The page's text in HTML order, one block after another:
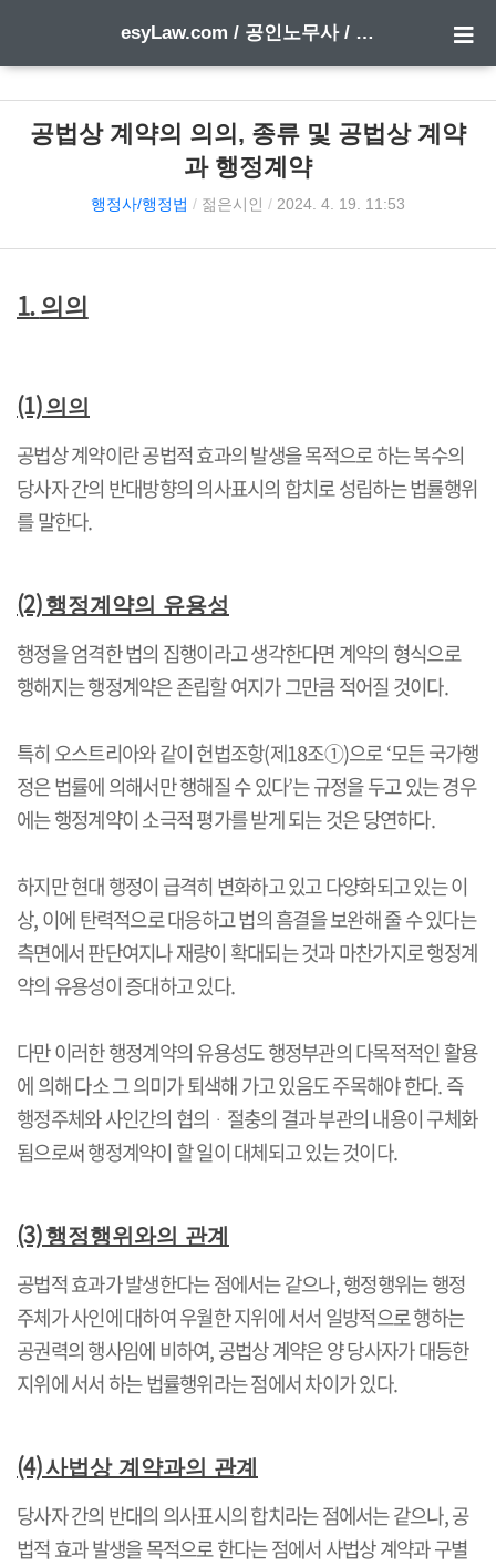
esyLaw.com / 공인노무사 / 행정사 한 방에 합격하기
공법상 계약의 의의, 종류 및 공법상 계약
과 행정계약
행정사/행정법 / 젊은시인 / 2024. 4. 19. 11:53
1. 의의
(1)의의
공법상 계약이란 공법적 효과의 발생을 목적으로 하는 복수의
당사자 간의 반대방향의 의사표시의 합치로 성립하는 법률행위
를 말한다.
(2)행정계약의 유용성
행정을 엄격한 법의 집행이라고 생각한다면 계약의 형식으로
행해지는 행정계약은 존립할 여지가 그만큼 적어질 것이다.
특히 오스트리아와 같이 헌법조항(제18조①)으로‘모든 국가행
정은 법률에 의해서만 행해질 수 있다’는 규정을 두고 있는 경우
에는 행정계약이 소극적 평가를 받게 되는 것은 당연하다.
하지만 현대 행정이 급격히 변화하고 있고 다양화되고 있는 이
상,이에 탄력적으로 대응하고 법의 흠결을 보완해 줄 수 있다는
측면에서 판단여지나 재량이 확대되는 것과 마찬가지로 행정계
약의 유용성이 증대하고 있다.
다만 이러한 행정계약의 유용성도 행정부관의 다목적적인 활용
에 의해 다소 그 의미가 퇴색해 가고 있음도 주목해야 한다.즉
행정주체와 사인간의 협의 ᆞ 절충의 결과 부관의 내용이 구체화
됨으로써 행정계약이 할 일이 대체되고 있는 것이다.
(3)행정행위와의 관계
공법적 효과가 발생한다는 점에서는 같으나,행정행위는 행정
주체가 사인에 대하여 우월한 지위에 서서 일방적으로 행하는
공권력의 행사임에 비하여,공법상 계약은 양 당사자가 대등한
지위에 서서 하는 법률행위라는 점에서 차이가 있다.
(4)사법상 계약과의 관계
당사자 간의 반대의 의사표시의 합치라는 점에서는 같으나,공
법적 효과 발생을 목적으로 한다는 점에서 사법상 계약과 구별